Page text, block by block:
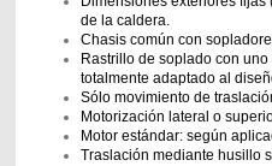
de la caldera.
Chasis común con
Rastrillo de soplado con
totalmente adaptado al
Sólo movimiento de
Motorización lateral o
Motor estándar: según
Traslación mediante husillo